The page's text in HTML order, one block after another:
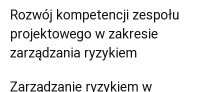
Rozwój ⁢kompetencji⁢ zespołu
projektowego w zakresie
zarządzania ryzykiem
Zarządzanie ryzykiem⁤ w